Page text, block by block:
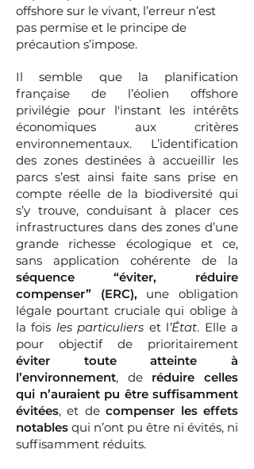
offshore sur le vivant, l’erreur n’est
pas permise et le principe de
précaution s’impose.
Il semble que la planification
française de l’éolien offshore
privilégie pour l'instant les intérêts
économiques aux critères
environnementaux. L’identification
des zones destinées à accueillir les
parcs s’est ainsi faite sans prise en
compte réelle de la biodiversité qui
s’y trouve, conduisant à placer ces
infrastructures dans des zones d’une
grande richesse écologique et ce,
sans application cohérente de la
séquence “éviter, réduire
compenser” (ERC), une obligation
légale pourtant cruciale qui oblige à
la fois les particuliers et l’État. Elle a
pour objectif de prioritairement
éviter toute atteinte à
l’environnement, de réduire celles
qui n’auraient pu être suffisamment
évitées, et decompenser les effets
notables qui n’ont pu être ni évités, ni
suffisamment réduits.